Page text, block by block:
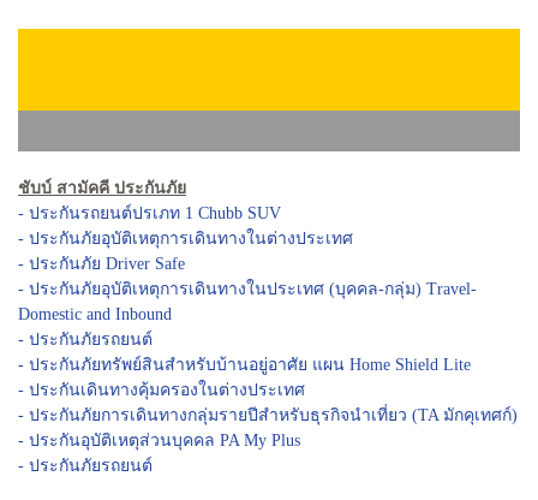
ชับบ์ สามัคคี ประกันภัย
- ประกันรถยนต์ปรเภท 1 Chubb SUV
- ประกันภัยอุบัติเหตุการเดินทางในต่างประเทศ
- ประกันภัย Driver Safe
- ประกันภัยอุบัติเหตุการเดินทางในประเทศ (บุคคล-กลุ่ม) Travel-
Domestic and Inbound
- ประกันภัยรถยนต์
- ประกันภัยทรัพย์สินสำหรับบ้านอยู่อาศัย แผน Home Shield Lite
- ประกันเดินทางคุ้มครองในต่างประเทศ
- ประกันภัยการเดินทางกลุ่มรายปีสำหรับธุรกิจนำเที่ยว (TA มักคุเทศก์)
- ประกันอุบัติเหตุส่วนบุคคล PA My Plus
- ประกันภัยรถยนต์